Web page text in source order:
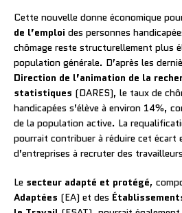
Cette nouvelle donne économique
de l’emploi des personnes
chômage reste structurellement plus
population générale. D’après les
Direction de l’animation de la
statistiques (DARES), le taux de
handicapées s’élève à environ 14%,
de la population active. La
pourrait contribuer à réduire cet écart
d’entreprises à recruter des
Le secteur adapté et protégé,
Adaptées (EA) et des